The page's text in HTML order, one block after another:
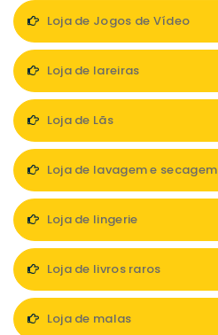
Loja de Jogos de Vídeo
Loja de lareiras
Loja de Lãs
Loja de lavagem e secagem
Loja de lingerie
Loja de livros raros
Loja de malas